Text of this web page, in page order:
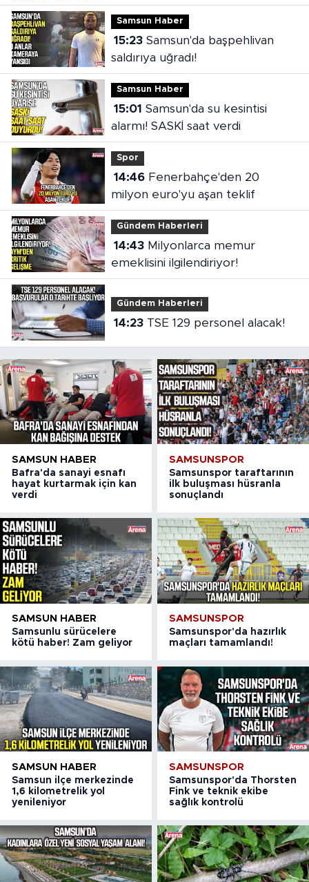
tutuklandı
Samsun Haber
15:23Samsun'da başpehlivan
saldırıya uğradı!
Samsun Haber
15:01
alarmı! SASKİ saat verdi
Spor
14:46Fenerbahçe'den 20
milyon euro'yu aşan teklif
Gündem Haberleri
14:43Milyonlarca memur
emeklisini ilgilendiriyor!
Gündem Haberleri
14:23 TSE 129 personel alacak!
SAMSUN HABER
Bafra'da sanayi esnafı
hayat kurtarmak için kan
verdi
SAMSUNSPOR
Samsunspor taraftarının
ilk buluşması hüsranla
sonuçlandı
SAMSUN HABER
Samsunlu sürücelere
kötü haber! Zam geliyor
SAMSUNSPOR
Samsunspor'da hazırlık
maçları tamamlandı!
SAMSUN HABER
Samsun ilçe merkezinde
1,6 kilometrelik yol
yenileniyor
SAMSUNSPOR
Samsunspor'da Thorsten
Fink ve teknik ekibe
sağlık kontrolü